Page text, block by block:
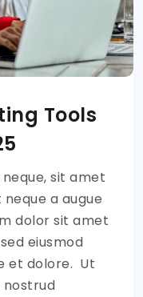
Tools
sit amet
a augue
dolor sit amet
eiusmod
et dolore. Ut
nostrud